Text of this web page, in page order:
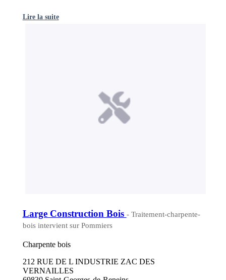
Lire la suite
Large Construction Bois - Traitement-charpente-
bois intervient sur Pommiers
Charpente bois
212 RUE DE L INDUSTRIE ZAC DES
VERNAILLES